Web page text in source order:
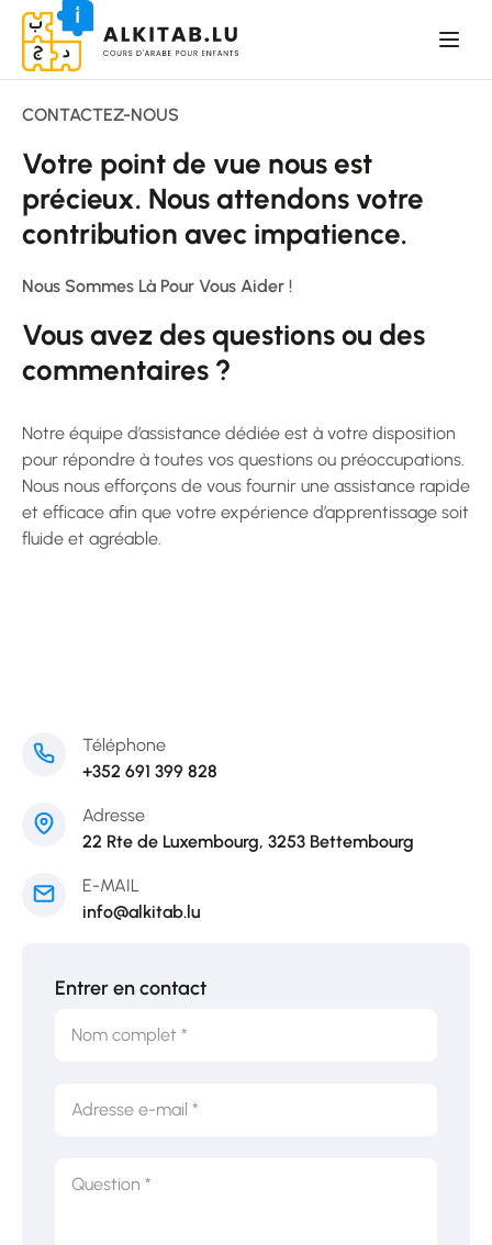
CONTACTEZ-NOUS
Votre point de vue nous est
précieux. Nous attendons votre
contribution avec impatience.
Nous Sommes Là Pour Vous Aider !
Vous avez des questions ou des
commentaires ?
Notre équipe d’assistance dédiée est à votre disposition
pour répondre à toutes vos questions ou préoccupations.
Nous nous efforçons de vous fournir une assistance rapide
et efficace afin que votre expérience d’apprentissage soit
fluide et agréable.
Téléphone
+352 691 399 828
Adresse
22 Rte de Luxembourg, 3253 Bettembourg
E-MAIL
info@alkitab.lu
Entrer en contact